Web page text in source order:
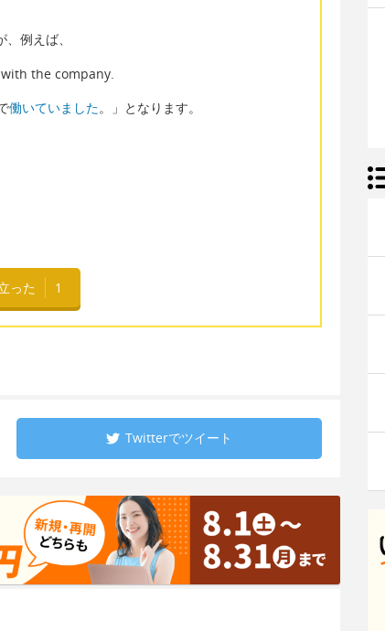
例えば、
the company.
働いていました。」となります。
った 1
Twitterでツイート